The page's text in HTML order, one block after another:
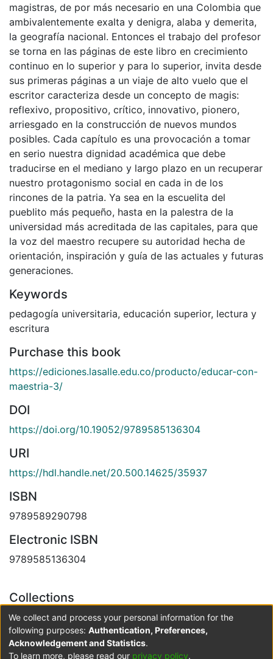
magistras, de por más necesario en una Colombia que
ambivalentemente exalta y denigra, alaba y demerita,
la geografía nacional. Entonces el trabajo del profesor
se torna en las páginas de este libro en crecimiento
continuo en lo superior y para lo superior, invita desde
sus primeras páginas a un viaje de alto vuelo que el
escritor caracteriza desde un concepto de magis:
reflexivo, propositivo, crítico, innovativo, pionero,
arriesgado en la construcción de nuevos mundos
posibles. Cada capítulo es una provocación a tomar
en serio nuestra dignidad académica que debe
traducirse en el mediano y largo plazo en un recuperar
nuestro protagonismo social en cada in de los
rincones de la patria. Ya sea en la escuelita del
pueblito más pequeño, hasta en la palestra de la
universidad más acreditada de las capitales, para que
la voz del maestro recupere su autoridad hecha de
orientación, inspiración y guía de las actuales y futuras
generaciones.
Keywords
pedagogía universitaria, educación superior, lectura y
escritura
Purchase this book
https://ediciones.lasalle.edu.co/producto/educar-con-
maestria-3/
DOI
https://doi.org/10.19052/9789585136304
URI
https://hdl.handle.net/20.500.14625/35937
ISBN
9789589290798
Electronic ISBN
9789585136304
Collections
09. Educación y pedagogía
Full item page
We collect and process your personal information for the
following purposes: Authentication, Preferences,
Acknowledgement and Statistics.
To learn more, please read our privacy policy.